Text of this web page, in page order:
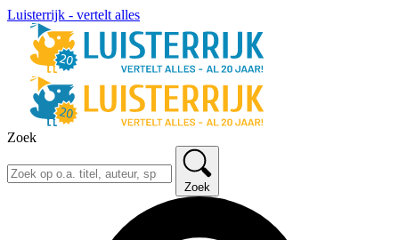
Luisterrijk - vertelt alles
Zoek
Zoek